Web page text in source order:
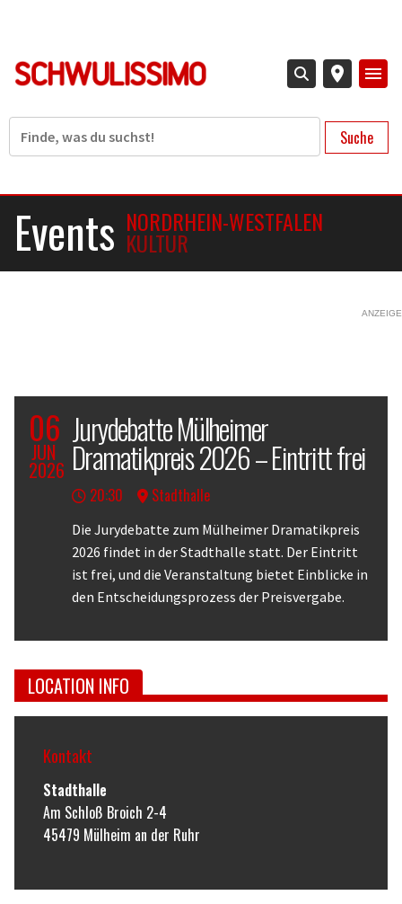
Suche
Events NORDRHEIN-WESTFALEN
KULTUR
ANZEIGE
06
JUN
2026
Jurydebatte Mülheimer
Dramatikpreis 2026 – Eintritt frei
20:30 Stadthalle
Body
Die Jurydebatte zum Mülheimer Dramatikpreis
2026 findet in der Stadthalle statt. Der Eintritt
ist frei, und die Veranstaltung bietet Einblicke in
den Entscheidungsprozess der Preisvergabe.
LOCATION INFO
Kontakt
Stadthalle
Am Schloß Broich 2-4
45479 Mülheim an der Ruhr